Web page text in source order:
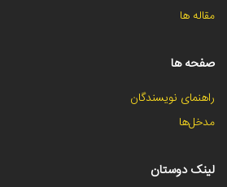
مقاله ها
صفحه ها
راهنمای نویسندگان
مدخل‌ها
لینک دوستان